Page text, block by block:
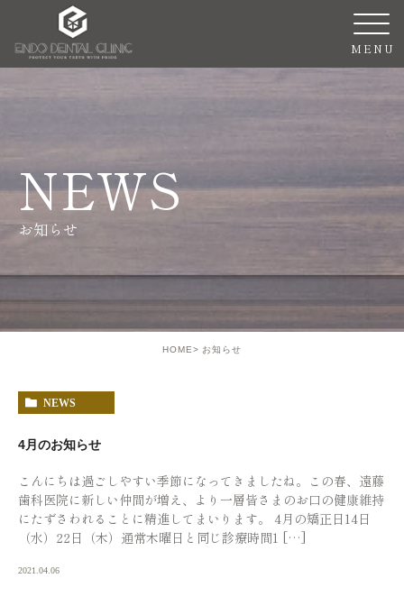
NEWS
お知らせ
HOME お知らせ
NEWS
4月のお知らせ
こんにちは過ごしやすい季節になってきましたね。この春、遠藤
歯科医院に新しい仲間が増え、より一層皆さまのお口の健康維持
にたずさわれることに精進してまいります。 4月の矯正日14日
（水）22日（木）通常木曜日と同じ診療時間1 […]
2021.04.06